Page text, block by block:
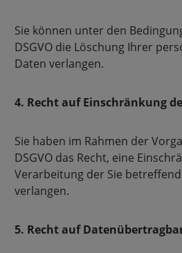
Sie können unter den
DSGVO die Löschung Ihrer
Daten verlangen.
4. Recht auf Einschränkung
Sie haben im Rahmen der
DSGVO das Recht, eine
Verarbeitung der Sie
verlangen.
5. Recht auf